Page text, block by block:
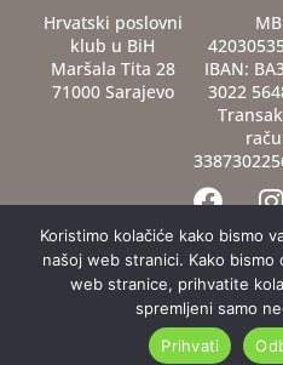
Hrvatski poslovni
klub u BiH
Maršala Tita 28
71000 Sarajevo
IBAN:
3022
F
a
c
e
b
o
I
s
t
Impresum Kolačići
Koristimo kolačiće kako bismo
našoj web stranici. Kako
web stranice, prihvatite
spremljeni samo
Prihvati